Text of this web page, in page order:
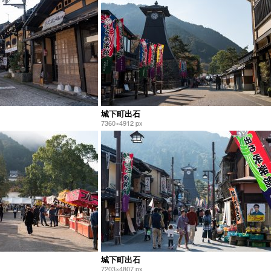
城下町出石
7360×4912 px
城下町出石
7203×4807 px